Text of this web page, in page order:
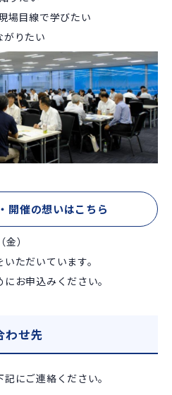
場目線で学びたい
がりたい
開催の想いはこちら
）
ただいています。
お申込みください。
わせ先
にご連絡ください。